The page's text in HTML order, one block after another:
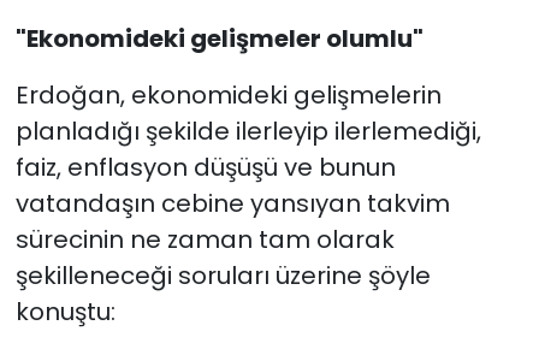
"Ekonomideki gelişmeler olumlu"
Erdoğan, ekonomideki gelişmelerin
planladığı şekilde ilerleyip ilerlemediği,
faiz, enflasyon düşüşü ve bunun
vatandaşın cebine yansıyan takvim
sürecinin ne zaman tam olarak
şekilleneceği soruları üzerine şöyle
konuştu: